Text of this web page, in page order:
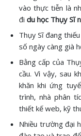
vào thực tiễn là
đi du học Thụy Sĩ
Thụy Sĩ đang
số ngày càng già
Bằng cấp của
cầu. Vì vậy, sau
khăn khi ứng
trình, nhà phân
thiết kế web, kỹ
Nhiều trường đại